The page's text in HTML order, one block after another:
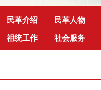
民革介绍 民革人物
祖统工作 社会服务